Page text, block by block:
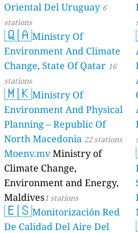
Oriental Del Uruguay 6
stations
🇶🇦Ministry Of
Environment And Climate
Change, State Of Qatar 16
stations
🇲🇰Ministry Of
Environment And Physical
Planning – Republic Of
North Macedonia 22 stations
Moenv.mvMinistry of
Climate Change,
Environment and Energy,
Maldives1 stations
🇪🇸Monitorización Red
De Calidad Del Aire Del